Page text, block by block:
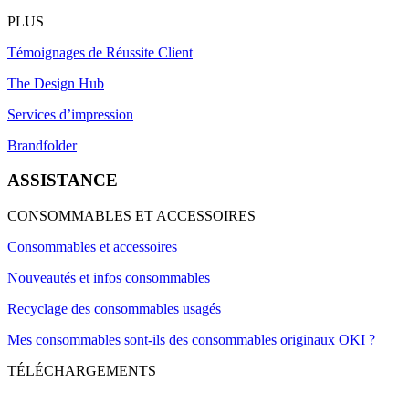
PLUS
Témoignages de Réussite Client
The Design Hub
Services d’impression
Brandfolder
ASSISTANCE
CONSOMMABLES ET ACCESSOIRES
Consommables et accessoires
Nouveautés et infos consommables
Recyclage des consommables usagés
Mes consommables sont-ils des consommables originaux OKI ?
TÉLÉCHARGEMENTS